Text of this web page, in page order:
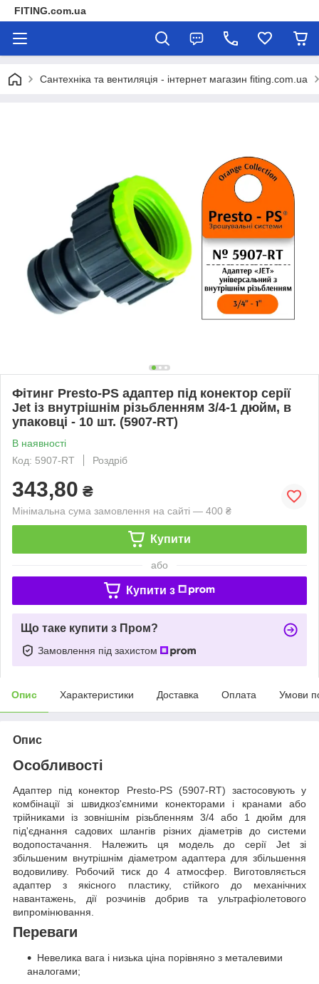
FITING.com.ua
Сантехніка та вентиляція - інтернет магазин fiting.com.ua
Фітинг Presto-PS адаптер під конектор серії
Jet із внутрішнім різьбленням 3/4-1 дюйм, в
упаковці - 10 шт. (5907-RT)
В наявності
Код: 5907-RT
Роздріб
343,80 ₴
Мінімальна сума замовлення на сайті — 400 ₴
Купити
або
Купити з
Що таке купити з Пром?
Замовлення під захистом
Опис Характеристики Доставка Оплата Умови
Опис
Особливості
Адаптер під конектор Presto-PS (5907-RT) застосовують у
комбінації зі швидкоз'ємними конекторами і кранами або
трійниками із зовнішнім різьбленням 3/4 або 1 дюйм для
під'єднання садових шлангів різних діаметрів до системи
водопостачання. Належить ця модель до серії Jet зі
збільшеним внутрішнім діаметром адаптера для збільшення
водовиливу. Робочий тиск до 4 атмосфер. Виготовляється
адаптер з якісного пластику, стійкого до механічних
навантажень, дії розчинів добрив та ультрафіолетового
випромінювання.
Переваги
Невелика вага і низька ціна порівняно з металевими
аналогами;